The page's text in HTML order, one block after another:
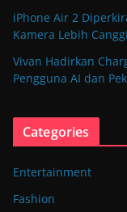
iPhone Air 2
Kamera Lebih
Vivan Hadirkan
Pengguna AI dan
Categories
Entertainment
Fashion